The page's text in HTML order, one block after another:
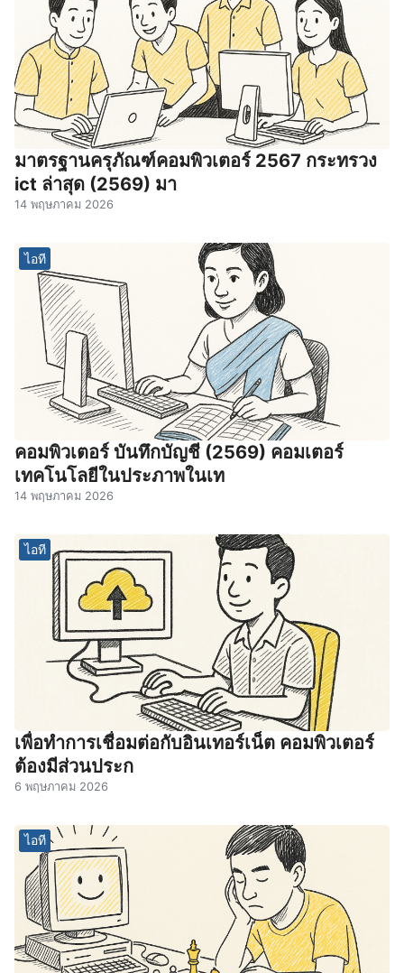
มาตรฐานครุภัณฑ์คอมพิวเตอร์ 2567 กระทรวง
ict ล่าสุด (2569) มา
14 พฤษภาคม 2026
ไอที
คอมพิวเตอร์ บันทึกบัญชี (2569) คอมเตอร์
เทคโนโลยีในประภาพในเท
14 พฤษภาคม 2026
ไอที
เพื่อทำการเชื่อมต่อกับอินเทอร์เน็ต คอมพิวเตอร์
ต้องมีส่วนประก
6 พฤษภาคม 2026
ไอที